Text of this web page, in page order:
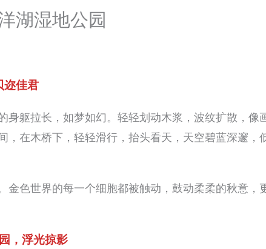
湖湿地公园
迩佳君
躯拉长，如梦如幻。轻轻划动木浆，波纹扩散，像
在木桥下，轻轻滑行，抬头看天，天空碧蓝深邃，
色世界的每一个细胞都被触动，鼓动柔柔的秋意，
，浮光掠影